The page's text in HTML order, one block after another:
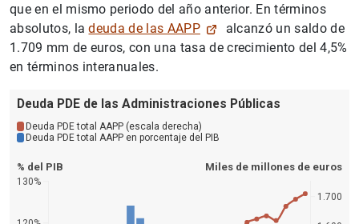
que en el mismo periodo del año anterior. En términos
absolutos, ladeuda de las AAPP
alcanzó un saldo de
1.709 mm de euros, con una tasa de crecimiento del 4,5%
en términos interanuales.